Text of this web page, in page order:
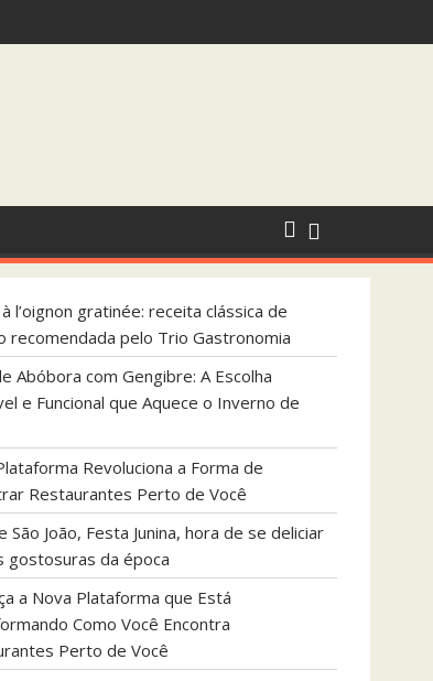
Trio Gastronomia
o Inverno de Julho
l’oignon gratinée: receita clássica de
recomendada pelo Trio Gastronomia
Abóbora com Gengibre: A Escolha
e Funcional que Aquece o Inverno de
Revoluciona a Forma de
Restaurantes Perto de Você
São João, Festa Junina, hora de se deliciar
gostosuras da época
a Nova Plataforma que Está
Como Você Encontra
Perto de Você